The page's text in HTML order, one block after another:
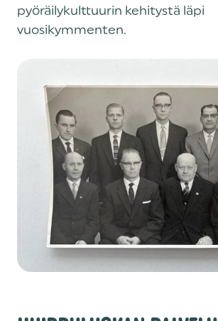
pyöräilykulttuurin kehitystä läpi
vuosikymmenten.